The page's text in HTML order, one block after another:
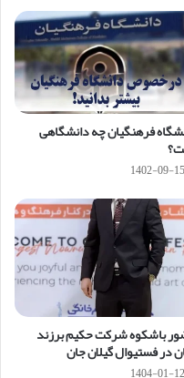
فرهنگیان چه دانشگاهی
1402-09-15
باشکوه شرکت حکیم برزند
در فستیوال گیلان جان